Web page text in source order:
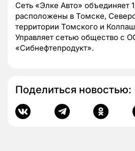
Сеть «Элке Авто» объединяет
расположены в Томске,
территории Томского и
Управляет сетью общество с
«Сибнефтепродукт».
Поделиться новостью: